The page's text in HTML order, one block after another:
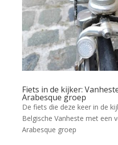
Fiets in de kijker:
Arabesque groep
De fiets die deze keer in de
Belgische Vanheste met een
Arabesque groep